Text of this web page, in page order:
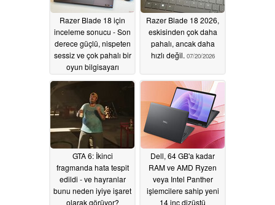
Razer Blade 18 için
inceleme sonucu - Son
derece güçlü, nispeten
sessiz ve çok pahalı bir
oyun bilgisayarı
07/22/2026
Razer Blade 18 2026,
eskisinden çok daha
pahalı, ancak daha
hızlı değil. 07/20/2026
GTA 6: İkinci
fragmanda hata tespit
edildi - ve hayranlar
bunu neden iyiye işaret
olarak görüyor?
Dell, 64 GB'a kadar
RAM ve AMD Ryzen
veya Intel Panther
işlemcilere sahip yeni
14 inç dizüstü